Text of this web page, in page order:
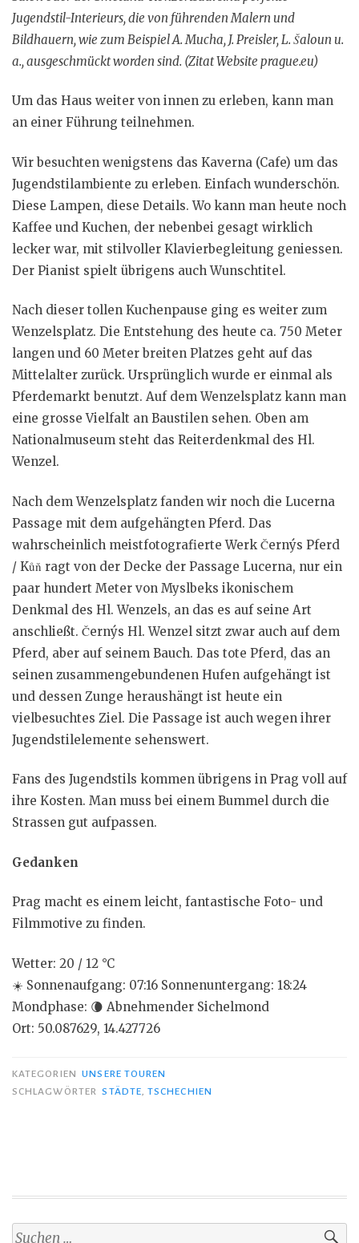
Jugendstil-Interieurs, die von führenden Malern und
Bildhauern, wie zum Beispiel A. Mucha, J. Preisler, L. Šaloun u.
a., ausgeschmückt worden sind. (Zitat Website prague.eu)
Um das Haus weiter von innen zu erleben, kann man
an einer Führung teilnehmen.
Wir besuchten wenigstens das Kaverna (Cafe) um das
Jugendstilambiente zu erleben. Einfach wunderschön.
Diese Lampen, diese Details. Wo kann man heute noch
Kaffee und Kuchen, der nebenbei gesagt wirklich
lecker war, mit stilvoller Klavierbegleitung geniessen.
Der Pianist spielt übrigens auch Wunschtitel.
Nach dieser tollen Kuchenpause ging es weiter zum
Wenzelsplatz. Die Entstehung des heute ca. 750 Meter
langen und 60 Meter breiten Platzes geht auf das
Mittelalter zurück. Ursprünglich wurde er einmal als
Pferdemarkt benutzt. Auf dem Wenzelsplatz kann man
eine grosse Vielfalt an Baustilen sehen. Oben am
Nationalmuseum steht das Reiterdenkmal des Hl.
Wenzel.
Nach dem Wenzelsplatz fanden wir noch die Lucerna
Passage mit dem aufgehängten Pferd. Das
wahrscheinlich meistfotografierte Werk Černýs Pferd
/ Kůň ragt von der Decke der Passage Lucerna, nur ein
paar hundert Meter von Myslbeks ikonischem
Denkmal des Hl. Wenzels, an das es auf seine Art
anschließt. Černýs Hl. Wenzel sitzt zwar auch auf dem
Pferd, aber auf seinem Bauch. Das tote Pferd, das an
seinen zusammengebundenen Hufen aufgehängt ist
und dessen Zunge heraushängt ist heute ein
vielbesuchtes Ziel. Die Passage ist auch wegen ihrer
Jugendstilelemente sehenswert.
Fans des Jugendstils kommen übrigens in Prag voll auf
ihre Kosten. Man muss bei einem Bummel durch die
Strassen gut aufpassen.
Gedanken
Prag macht es einem leicht, fantastische Foto- und
Filmmotive zu finden.
Wetter: 20 / 12 °C
☀️ Sonnenaufgang: 07:16 Sonnenuntergang: 18:24
Mondphase: 🌘 Abnehmender Sichelmond
Ort: 50.087629, 14.427726
KATEGORIEN UNSERE TOUREN
SCHLAGWÖRTER STÄDTE,TSCHECHIEN
Suchen